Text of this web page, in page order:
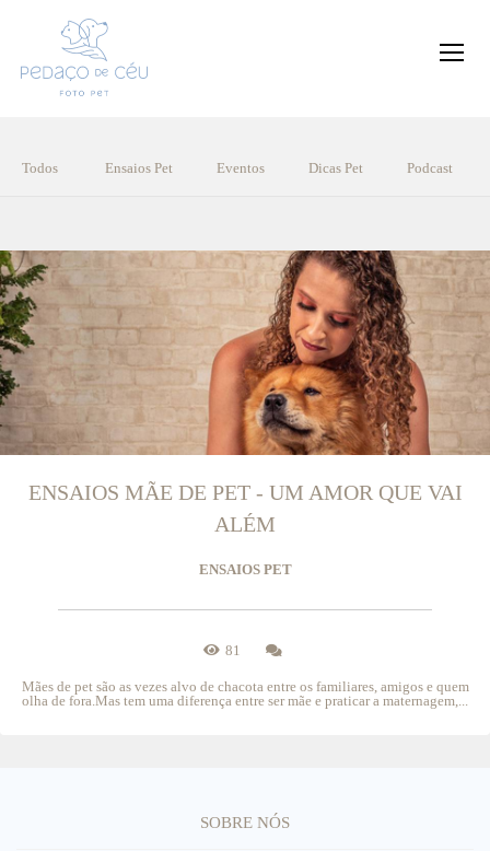
Todos Ensaios Pet Eventos Dicas Pet Podcast
ENSAIOS MÃE DE PET - UM AMOR QUE VAI
ALÉM
ENSAIOS PET
81
Mães de pet são as vezes alvo de chacota entre os familiares, amigos e quem
olha de fora.Mas tem uma diferença entre ser mãe e praticar a maternagem,...
SOBRE NÓS